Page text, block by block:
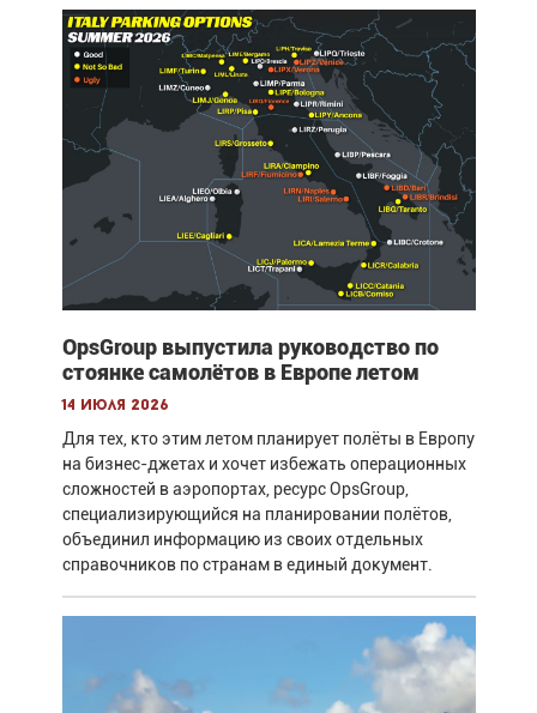
OpsGroup выпустила руководство по
стоянке самолётов в Европе летом
14 июля 2026
Для тех, кто этим летом планирует полёты в Европу
на бизнес-джетах и хочет избежать операционных
сложностей в аэропортах, ресурс OpsGroup,
специализирующийся на планировании полётов,
объединил информацию из своих отдельных
справочников по странам в единый документ.